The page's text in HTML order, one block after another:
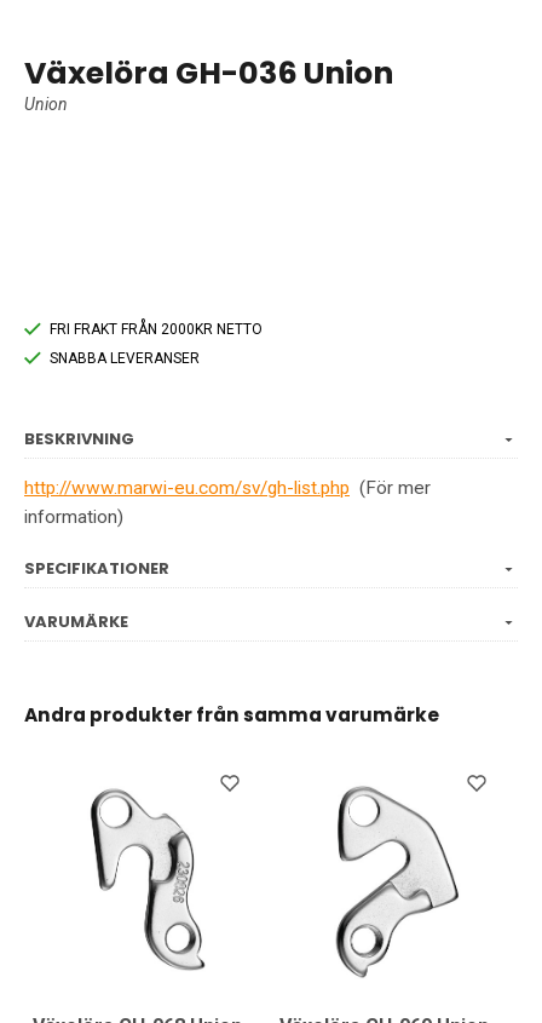
Växelöra GH-036 Union
Union
FRI FRAKT FRÅN 2000KR NETTO
SNABBA LEVERANSER
BESKRIVNING
http://www.marwi-eu.com/sv/gh-list.php (För mer
information)
SPECIFIKATIONER
VARUMÄRKE
Andra produkter från samma varumärke